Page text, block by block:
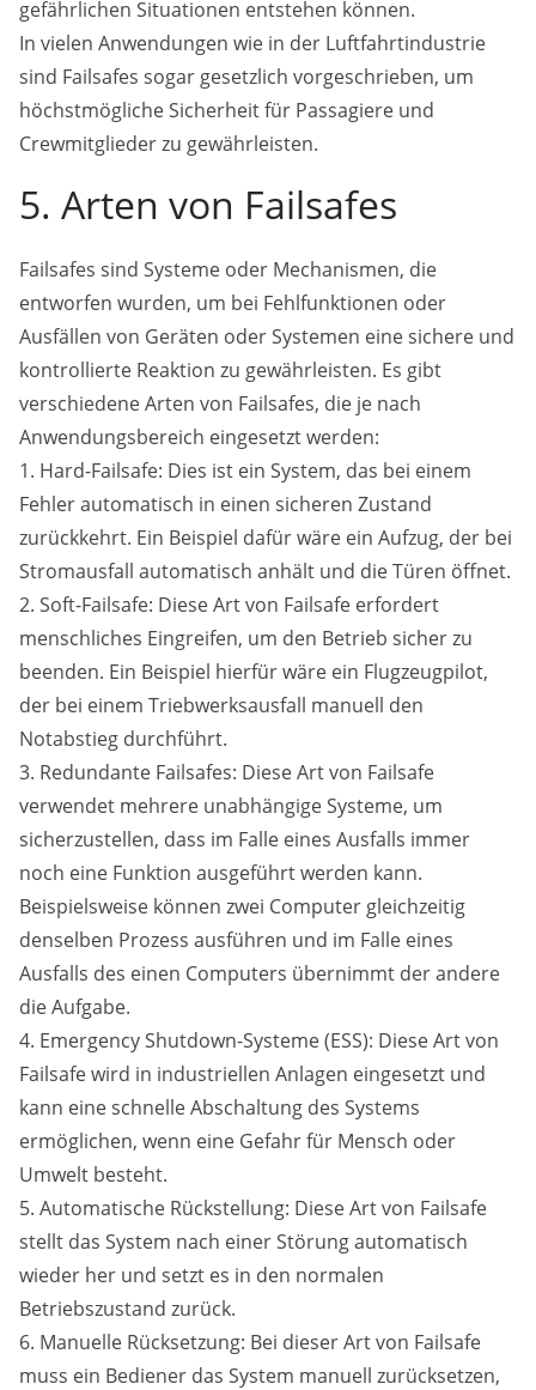
gefährlichen Situationen entstehen können.
In vielen Anwendungen wie in der Luftfahrtindustrie
sind Failsafes sogar gesetzlich vorgeschrieben, um
höchstmögliche Sicherheit für Passagiere und
Crewmitglieder zu gewährleisten.
5. Arten von Failsafes
Failsafes sind Systeme oder Mechanismen, die
entworfen wurden, um bei Fehlfunktionen oder
Ausfällen von Geräten oder Systemen eine sichere und
kontrollierte Reaktion zu gewährleisten. Es gibt
verschiedene Arten von Failsafes, die je nach
Anwendungsbereich eingesetzt werden:
1. Hard-Failsafe: Dies ist ein System, das bei einem
Fehler automatisch in einen sicheren Zustand
zurückkehrt. Ein Beispiel dafür wäre ein Aufzug, der bei
Stromausfall automatisch anhält und die Türen öffnet.
2. Soft-Failsafe: Diese Art von Failsafe erfordert
menschliches Eingreifen, um den Betrieb sicher zu
beenden. Ein Beispiel hierfür wäre ein Flugzeugpilot,
der bei einem Triebwerksausfall manuell den
Notabstieg durchführt.
3. Redundante Failsafes: Diese Art von Failsafe
verwendet mehrere unabhängige Systeme, um
sicherzustellen, dass im Falle eines Ausfalls immer
noch eine Funktion ausgeführt werden kann.
Beispielsweise können zwei Computer gleichzeitig
denselben Prozess ausführen und im Falle eines
Ausfalls des einen Computers übernimmt der andere
die Aufgabe.
4. Emergency Shutdown-Systeme (ESS): Diese Art von
Failsafe wird in industriellen Anlagen eingesetzt und
kann eine schnelle Abschaltung des Systems
ermöglichen, wenn eine Gefahr für Mensch oder
Umwelt besteht.
5. Automatische Rückstellung: Diese Art von Failsafe
stellt das System nach einer Störung automatisch
wieder her und setzt es in den normalen
Betriebszustand zurück.
6. Manuelle Rücksetzung: Bei dieser Art von Failsafe
muss ein Bediener das System manuell zurücksetzen,